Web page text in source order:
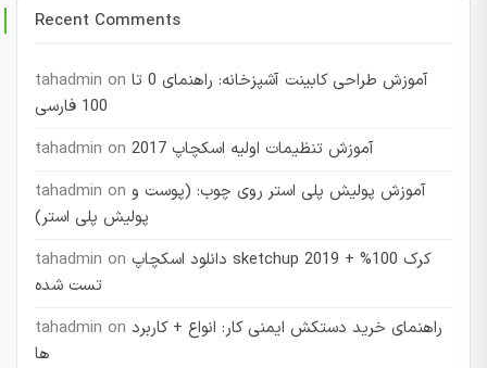
Recent Comments
tahadmin on آموزش طراحی کابینت آشپزخانه: راهنمای 0 تا
100 فارسی
tahadmin on
آموزش تنظیمات اولیه اسکچاپ 2017
tahadmin on آموزش پولیش پلی استر روی چوب: (پوست و
پولیش پلی استر)
tahadmin on دانلود اسکچاپ sketchup 2019 + کرک 100%
تست شده
tahadmin on راهنمای خرید دستکش ایمنی کار: انواع + کاربرد
ها